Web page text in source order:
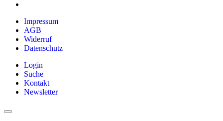
Impressum
AGB
Widerruf
Datenschutz
Login
Suche
Kontakt
Newsletter